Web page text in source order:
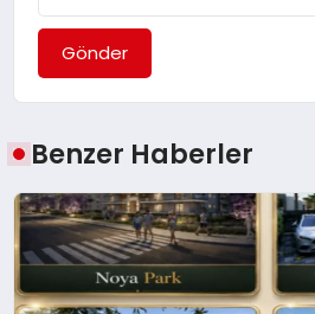
Gönder
Benzer Haberler